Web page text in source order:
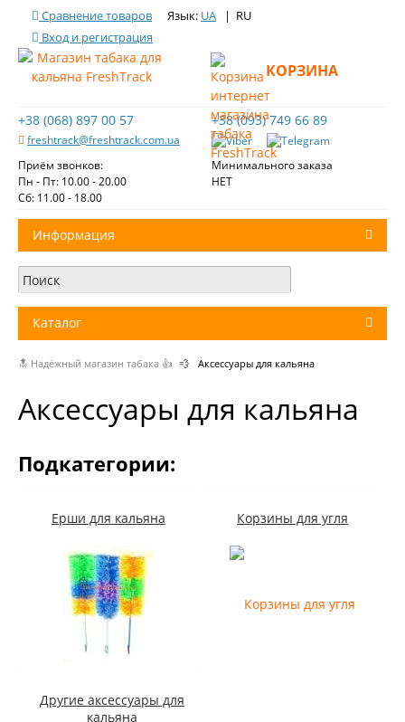
Сравнение товаров Язык: UA | RU
Вход и регистрация
+38 (068) 897 00 57
freshtrack@freshtrack.com.ua
+38 (093) 749 66 89
Приём звонков:
Пн - Пт: 10.00 - 20.00
Cб: 11.00 - 18.00
Минимального заказа
НЕТ
КОРЗИНА
Информация
О нас
Доставка и оплата
Каталог
Табак для кальяна
Уголь для кальяна
Комплектующие для кальяна
Новинки
РАСПРОДАЖА -%
Условия опта
🔝 Надёжный магазин табака 👍 💨 Аксессуары для кальяна
Аксессуары для кальяна
Подкатегории:
Ерши для кальяна Корзины для угля
Другие аксессуары для
кальяна